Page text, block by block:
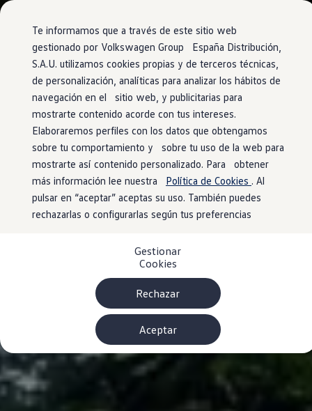
Te informamos que a través de este sitio web
gestionado por Volkswagen Group España Distribución,
S.A.U. utilizamos cookies propias y de terceros técnicas,
de personalización, analíticas para analizar los hábitos de
navegación en el sitio web, y publicitarias para
mostrarte contenido acorde con tus intereses.
Elaboraremos perfiles con los datos que obtengamos
sobre tu comportamiento y sobre tu uso de la web para
mostrarte así contenido personalizado. Para obtener
más información lee nuestra Política de Cookies . Al
pulsar en “aceptar” aceptas su uso. También puedes
rechazarlas o configurarlas según tus preferencias
Aceptar
Rechazar
Gestionar
Cookies
Ir
directamente
al contenido
Ir
directamente
al pie de
página
ComercialesConoce todos los modelos
Configura todos los modelos
Ver todos los modelos
Ver todos los modelos
Soluciones estandarizadas
Campers
Ofertas y stock
Ofertas para profesionales
Volkswagen nuevo en stock
Volkswagen de ocasión en stock
Ofertas para particulares
Volkswagen nuevo en stock
Volkswagen de ocasión
Eléctricos e híbridos
Simulador de autonomía
Simulador de carga
Ventajas para profesionales
Ventajas para particulares
Profesionales
My Leasing
Financiación Estándar
Financiación para Volkswagen de ocasión
Seguros
Volkswagen 4Business
My Renting
Particulares